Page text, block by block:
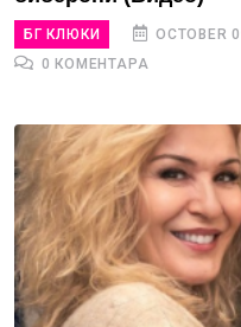
БГ КЛЮКИ OCTOBER
0 КОМЕНТАРА